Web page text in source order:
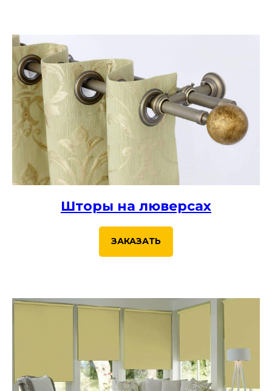
Шторы на люверсах
ЗАКАЗАТЬ